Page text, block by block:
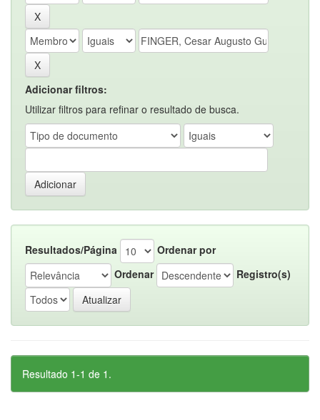
Adicionar filtros:
Utilizar filtros para refinar o resultado de busca.
Resultados/Página
Ordenar por
Ordenar
Registro(s)
Resultado 1-1 de 1.